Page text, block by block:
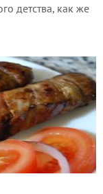
детства, как же